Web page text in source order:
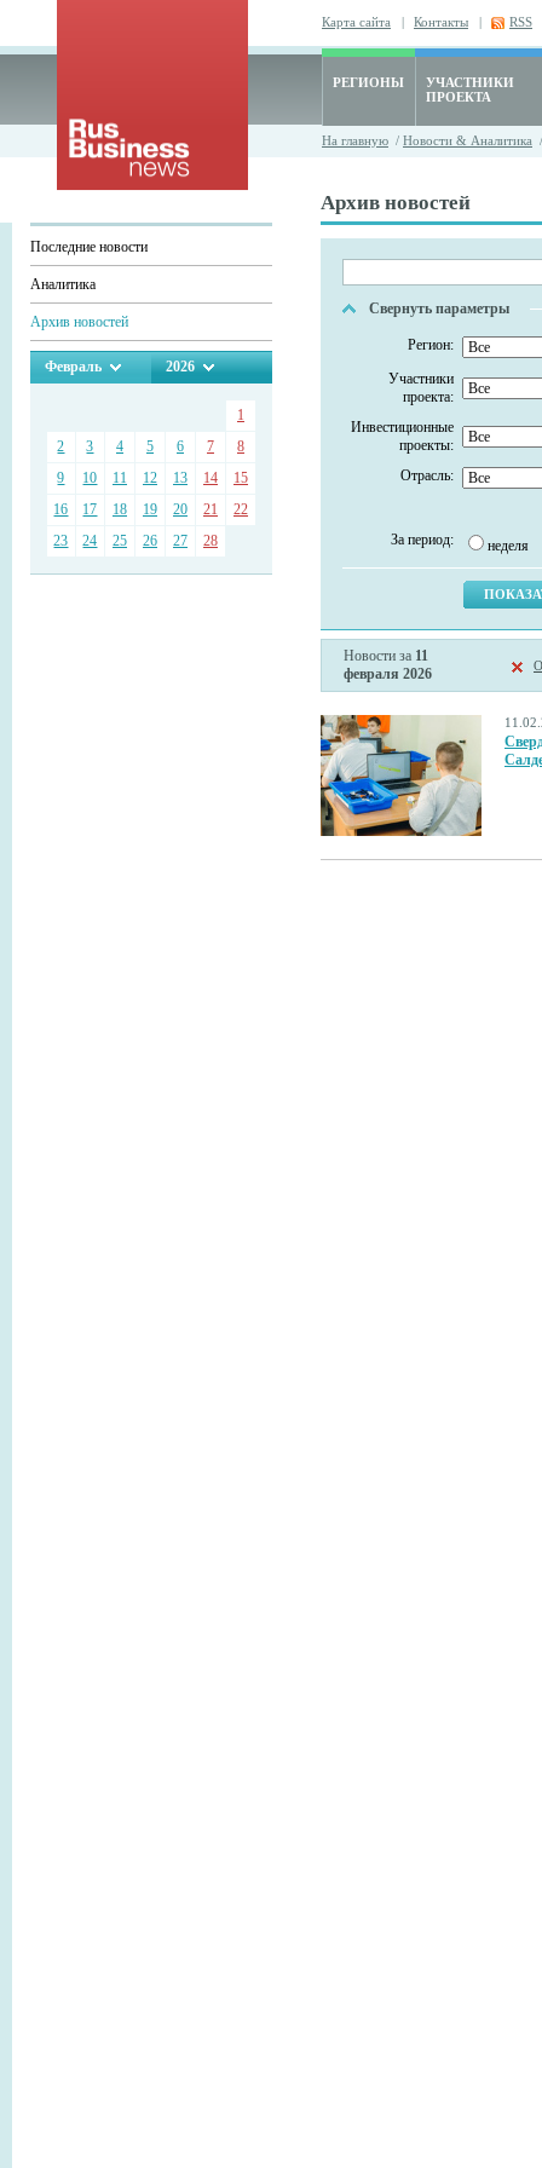
Карта сайта | Контакты | RSS
РЕГИОНЫ
УЧАСТНИКИ
ПРОЕКТА
На главную / Новости & Аналитика
Последние новости
Аналитика
Архив новостей
Февраль 2026
1
2
3 4 5 6 7
8
9
10 11 12 13 14
15
16
17 18 19 20 21
22
23
24 25 26 27 28
Архив новостей
Свернуть параметры
Регион:
Участники
проекта:
Инвестиционные
проекты:
Отрасль:
За период: неделя
Новости за 11
февраля 2026